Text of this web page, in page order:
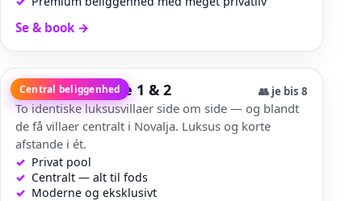
Se & book→
Central beliggenhed
Nova Excellence 1 & 2 👥 je bis 8
To identiske luksusvillaer side om side — og blandt
de få villaer centralt i Novalja. Luksus og korte
afstande i ét.
Privat pool
Centralt — alt til fods
Moderne og eksklusivt